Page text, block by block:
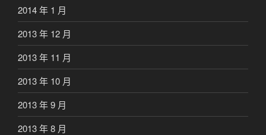
2014 年 1 月
2013 年 12 月
2013 年 11 月
2013 年 10 月
2013 年 9 月
2013 年 8 月